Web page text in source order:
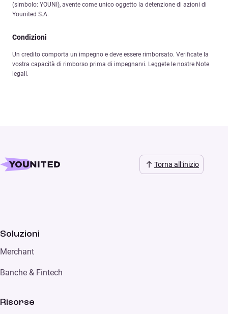
(simbolo: YOUNI), avente come unico oggetto la detenzione di azioni di
Younited S.A.
Condizioni
Un credito comporta un impegno e deve essere rimborsato. Verificate la
vostra capacità di rimborso prima di impegnarvi. Leggete le nostre Note
legali.
Torna all’inizio
Soluzioni
Merchant
Banche & Fintech
Risorse